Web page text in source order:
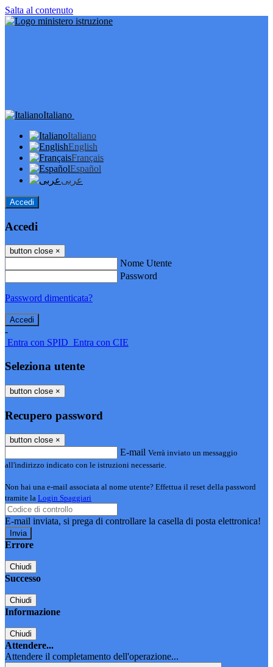
Salta al contenuto
Italiano
Italiano
English
Français
Español
عربى
Accedi
Accedi
button close ×
Nome Utente
Password
Password dimenticata?
-
Entra con SPID Entra con CIE
Seleziona utente
button close ×
Recupero password
button close ×
E-mail Verrà inviato un messaggio
all'indirizzo indicato con le istruzioni necessarie.
Non hai una e-mail associata al nome utente? Effettua il reset della password
tramite la Login Spaggiari
E-mail inviata, si prega di controllare la casella di posta elettronica!
Errore
Chiudi
Successo
Chiudi
Informazione
Chiudi
Attendere...
Attendere il completamento dell'operazione...